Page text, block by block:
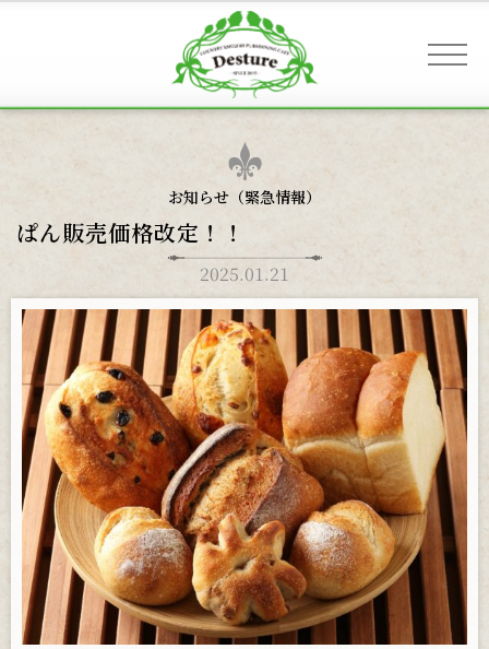
お客様へのご案内
お知らせ
ギャラリー
お問い合わせ
お知らせ（緊急情報）
ぱん販売価格改定！！
2025.01.21